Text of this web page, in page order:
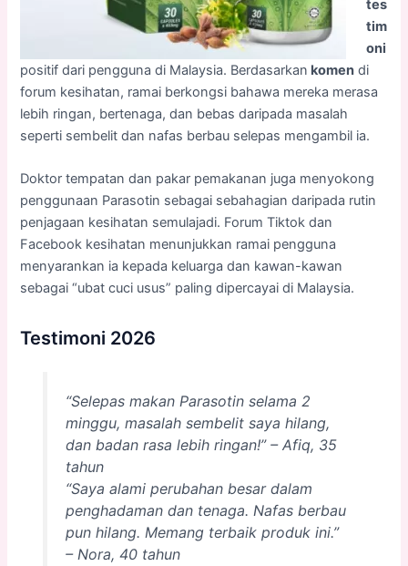
tes
tim
oni
positif dari pengguna di Malaysia. Berdasarkan komen di
forum kesihatan, ramai berkongsi bahawa mereka merasa
lebih ringan, bertenaga, dan bebas daripada masalah
seperti sembelit dan nafas berbau selepas mengambil ia.
Doktor tempatan dan pakar pemakanan juga menyokong
penggunaan Parasotin sebagai sebahagian daripada rutin
penjagaan kesihatan semulajadi. Forum Tiktok dan
Facebook kesihatan menunjukkan ramai pengguna
menyarankan ia kepada keluarga dan kawan-kawan
sebagai “ubat cuci usus” paling dipercayai di Malaysia.
Testimoni 2026
“Selepas makan Parasotin selama 2
minggu, masalah sembelit saya hilang,
dan badan rasa lebih ringan!” – Afiq, 35
tahun
“Saya alami perubahan besar dalam
penghadaman dan tenaga. Nafas berbau
pun hilang. Memang terbaik produk ini.”
– Nora, 40 tahun